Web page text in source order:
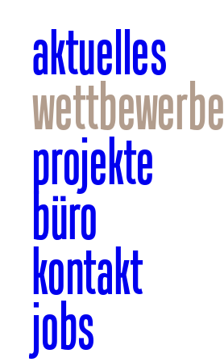
aktuelles
wettbewerbe
projekte
büro
kontakt
jobs